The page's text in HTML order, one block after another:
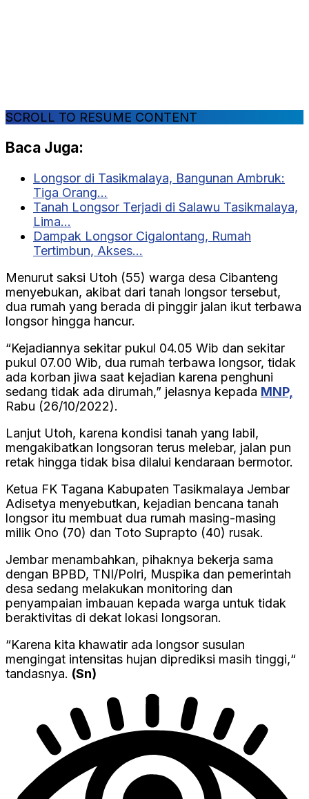
SCROLL TO RESUME CONTENT
Baca Juga:
Longsor di Tasikmalaya, Bangunan Ambruk:
Tiga Orang…
Tanah Longsor Terjadi di Salawu Tasikmalaya,
Lima…
Dampak Longsor Cigalontang, Rumah
Tertimbun, Akses…
Menurut saksi Utoh (55) warga desa Cibanteng
menyebukan, akibat dari tanah longsor tersebut,
dua rumah yang berada di pinggir jalan ikut terbawa
longsor hingga hancur.
“Kejadiannya sekitar pukul 04.05 Wib dan sekitar
pukul 07.00 Wib, dua rumah terbawa longsor, tidak
ada korban jiwa saat kejadian karena penghuni
sedang tidak ada dirumah,” jelasnya kepada MNP,
Rabu (26/10/2022).
Lanjut Utoh, karena kondisi tanah yang labil,
mengakibatkan longsoran terus melebar, jalan pun
retak hingga tidak bisa dilalui kendaraan bermotor.
Ketua FK Tagana Kabupaten Tasikmalaya Jembar
Adisetya menyebutkan, kejadian bencana tanah
longsor itu membuat dua rumah masing-masing
milik Ono (70) dan Toto Suprapto (40) rusak.
Jembar menambahkan, pihaknya bekerja sama
dengan BPBD, TNI/Polri, Muspika dan pemerintah
desa sedang melakukan monitoring dan
penyampaian imbauan kepada warga untuk tidak
beraktivitas di dekat lokasi longsoran.
“Karena kita khawatir ada longsor susulan
mengingat intensitas hujan diprediksi masih tinggi,“
tandasnya. (Sn)